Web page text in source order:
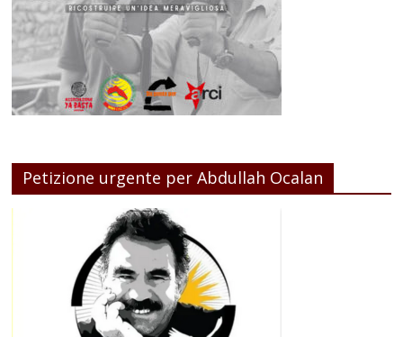
Petizione urgente per Abdullah Ocalan